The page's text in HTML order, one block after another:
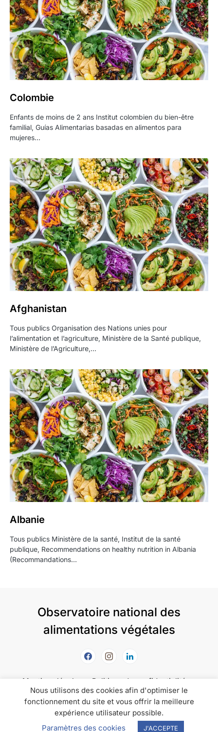
Colombie
Enfants de moins de 2 ans Institut colombien du bien-être
familial, Guías Alimentarias basadas en alimentos para
mujeres…
Afghanistan
Tous publics Organisation des Nations unies pour
l’alimentation et l’agriculture, Ministère de la Santé publique,
Ministère de l’Agriculture,…
Albanie
Tous publics Ministère de la santé, Institut de la santé
publique, Recommendations on healthy nutrition in Albania
(Recommandations…
Observatoire national des
alimentations végétales
Mentions légales
Politique de confidentialité
Politique de cookies
L'Onav informe, accompagne et promeut les
consensus sur les alimentations saines et durables.
Nous utilisons des cookies afin d'optimiser le
fonctionnement du site et vous offrir la meilleure
expérience utilisateur possible.
Paramètres des cookies
J'ACCEPTE